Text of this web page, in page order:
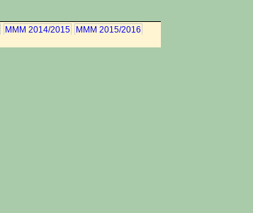
MMM 2014/2015
MMM 2015/2016